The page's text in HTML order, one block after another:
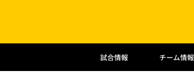
試合情報 チーム情報